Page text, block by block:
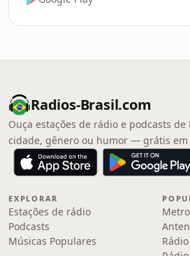
Radios-Brasil.com
Ouça estações de rádio e podcasts
cidade, gênero ou humor — grátis
EXPLORAR
Estações de rádio
Podcasts
Músicas Populares